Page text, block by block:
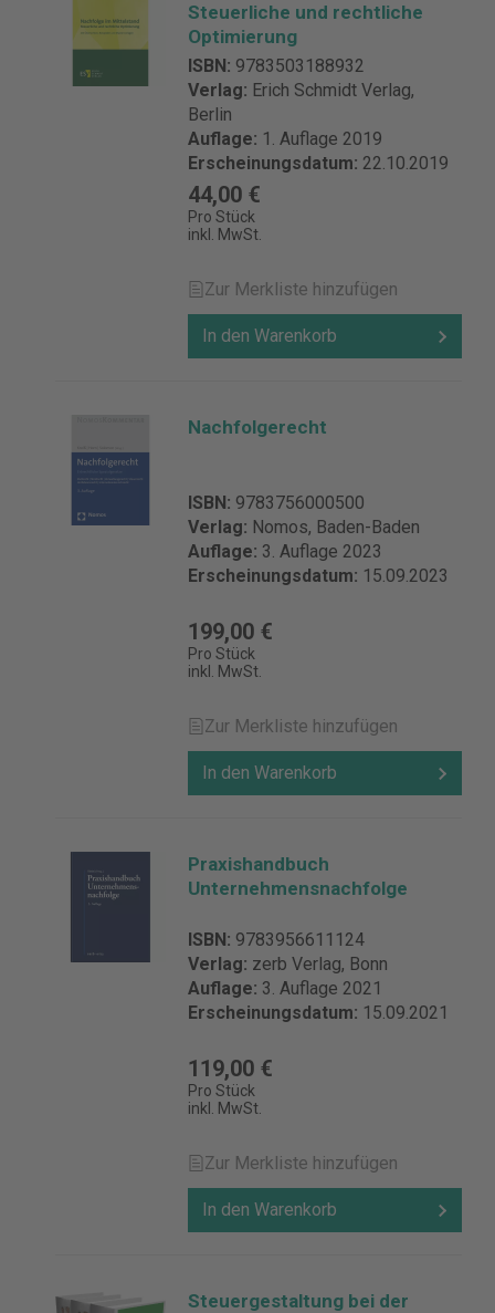
Steuerliche und rechtliche
Optimierung
ISBN: 9783503188932
Verlag: Erich Schmidt Verlag,
Berlin
Auflage: 1. Auflage 2019
Erscheinungsdatum: 22.10.2019
44,00 €
Pro Stück
inkl. MwSt.
Zur Merkliste hinzufügen
In den Warenkorb
Nachfolgerecht
ISBN: 9783756000500
Verlag: Nomos, Baden-Baden
Auflage: 3. Auflage 2023
Erscheinungsdatum: 15.09.2023
199,00 €
Pro Stück
inkl. MwSt.
Zur Merkliste hinzufügen
In den Warenkorb
Praxishandbuch
Unternehmensnachfolge
ISBN: 9783956611124
Verlag: zerb Verlag, Bonn
Auflage: 3. Auflage 2021
Erscheinungsdatum: 15.09.2021
119,00 €
Pro Stück
inkl. MwSt.
Zur Merkliste hinzufügen
In den Warenkorb
Steuergestaltung bei der